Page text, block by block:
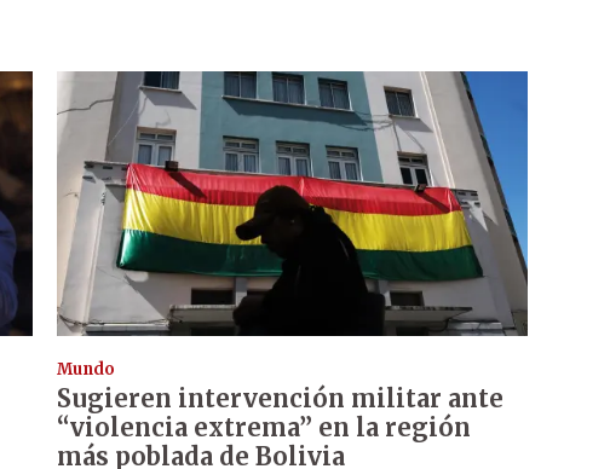
Mundo
Sugieren intervención militar ante
“violencia extrema” en la región
más poblada de Bolivia